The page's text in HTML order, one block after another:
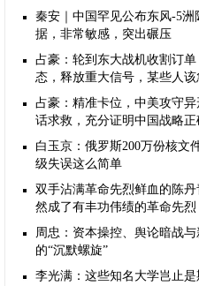
秦安｜中国罕见公布东风-5洲
据，非常敏感，突出碾压
占豪：轮到东大战机收割订
态，释放重大信号，某些人该
占豪：精准卡位，中美攻守
话求救，充分证明中国战略正
白玉京：俄罗斯200万份核文
级失误这么简单
双手沾满革命先烈鲜血的陈
然成了有丰功伟绩的革命先烈
周忠：资本操控、舆论暗战
的“沉默螺旋”
李光满：这些知名大学岂止